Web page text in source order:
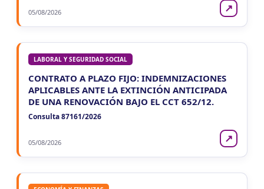
05/08/2026 ↗
LABORAL Y SEGURIDAD SOCIAL
CONTRATO A PLAZO FIJO: INDEMNIZACIONES
APLICABLES ANTE LA EXTINCIÓN ANTICIPADA
DE UNA RENOVACIÓN BAJO EL CCT 652/12.
Consulta 87161/2026
05/08/2026 ↗